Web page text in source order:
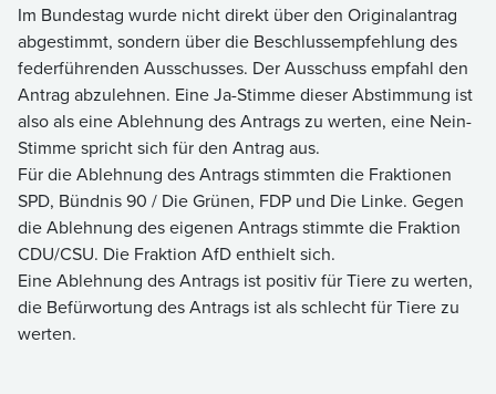
Im Bundestag wurde nicht direkt über den Originalantrag
abgestimmt, sondern über die Beschlussempfehlung des
federführenden Ausschusses. Der Ausschuss empfahl den
Antrag abzulehnen. Eine Ja-Stimme dieser Abstimmung ist
also als eine Ablehnung des Antrags zu werten, eine Nein-
Stimme spricht sich für den Antrag aus.
Für die Ablehnung des Antrags stimmten die Fraktionen
SPD, Bündnis 90 / Die Grünen, FDP und Die Linke. Gegen
die Ablehnung des eigenen Antrags stimmte die Fraktion
CDU/CSU. Die Fraktion AfD enthielt sich.
Eine Ablehnung des Antrags ist positiv für Tiere zu werten,
die Befürwortung des Antrags ist als schlecht für Tiere zu
werten.